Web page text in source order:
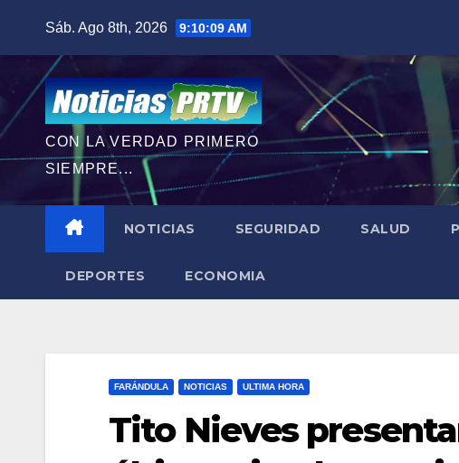
contenido
Sáb. Ago 8th, 2026 9:10:10 AM
CON LA VERDAD PRIMERO
SIEMPRE...
NOTICIAS SEGURIDAD SALUD
DEPORTES ECONOMIA
FARÁNDULA NOTICIAS ULTIMA HORA
Tito Nieves